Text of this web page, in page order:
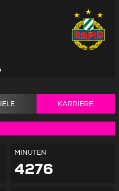
KARRIERE
MINUTEN
4276